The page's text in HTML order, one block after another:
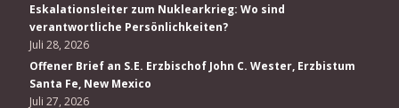
Eskalationsleiter zum Nuklearkrieg: Wo sind
verantwortliche Persönlichkeiten?
Juli 28, 2026
Offener Brief an S.E. Erzbischof John C. Wester, Erzbistum
Santa Fe, New Mexico
Juli 27, 2026